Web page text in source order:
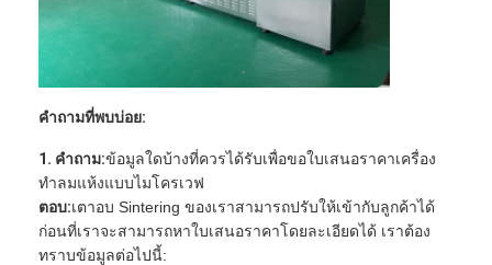
คำถามที่พบบ่อย:
1. คำถาม:ข้อมูลใดบ้างที่ควรได้รับเพื่อขอใบเสนอราคาเครื่อง
ทำลมแห้งแบบไมโครเวฟ
ตอบ:เตาอบ Sintering ของเราสามารถปรับให้เข้ากับลูกค้าได้
ก่อนที่เราจะสามารถหาใบเสนอราคาโดยละเอียดได้ เราต้อง
ทราบข้อมูลต่อไปนี้: